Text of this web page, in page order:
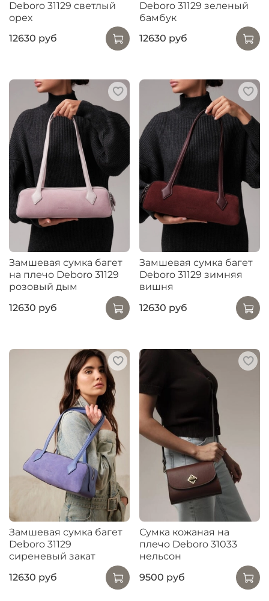
Deboro 31129 светлый
орех
12630 руб
Deboro 31129 зеленый
бамбук
12630 руб
Замшевая сумка багет
на плечо Deboro 31129
розовый дым
12630 руб
Замшевая сумка багет
Deboro 31129 зимняя
вишня
12630 руб
Замшевая сумка багет
Deboro 31129
сиреневый закат
12630 руб
Сумка кожаная на
плечо Deboro 31033
нельсон
9500 руб